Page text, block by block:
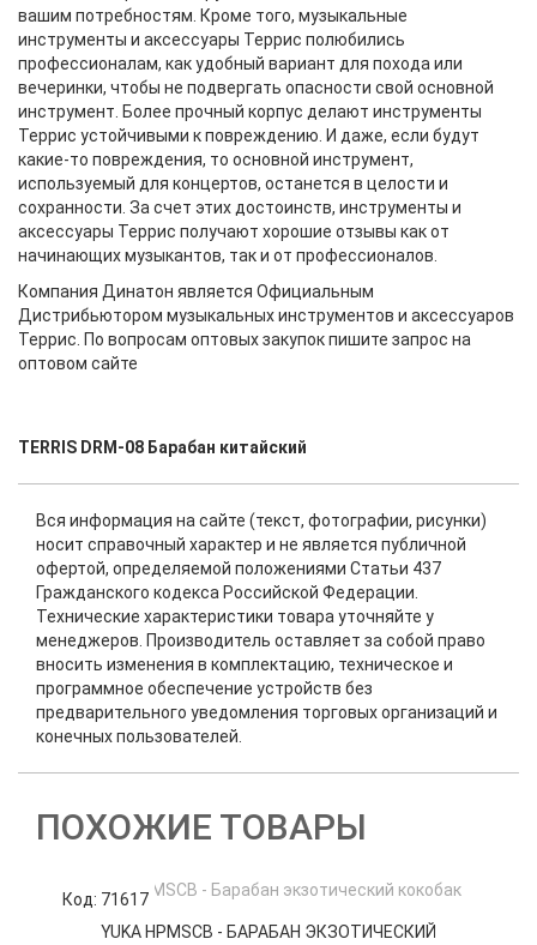
вашим потребностям. Кроме того, музыкальные
инструменты и аксессуары Террис полюбились
профессионалам, как удобный вариант для похода или
вечеринки, чтобы не подвергать опасности свой основной
инструмент. Более прочный корпус делают инструменты
Террис устойчивыми к повреждению. И даже, если будут
какие-то повреждения, то основной инструмент,
используемый для концертов, останется в целости и
сохранности. За счет этих достоинств, инструменты и
аксессуары Террис получают хорошие отзывы как от
начинающих музыкантов, так и от профессионалов.
Компания Динатон является Официальным
Дистрибьютором музыкальных инструментов и аксессуаров
Террис. По вопросам оптовых закупок пишите запрос на
оптовом сайте
TERRIS DRM-08 Барабан китайский
Вся информация на сайте (текст, фотографии, рисунки)
носит справочный характер и не является публичной
офертой, определяемой положениями Статьи 437
Гражданского кодекса Российской Федерации.
Технические характеристики товара уточняйте у
менеджеров. Производитель оставляет за собой право
вносить изменения в комплектацию, техническое и
программное обеспечение устройств без
предварительного уведомления торговых организаций и
конечных пользователей.
ПОХОЖИЕ ТОВАРЫ
Код: 71617
YUKA HPMSCB - БАРАБАН ЭКЗОТИЧЕСКИЙ